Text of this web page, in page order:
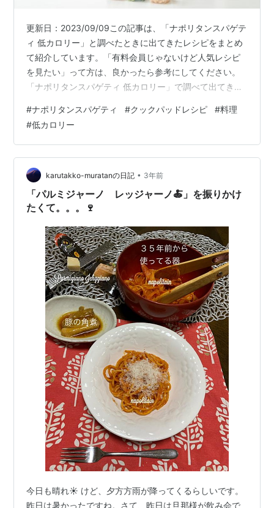
更新日：2023/09/09この記事は、「ナポリタンスパゲテ
ィ 低カロリー」と調べたときに出てきたレシピをまとめ
て紹介しています。「有料会員じゃないけど人気レシピ
を見たい」って方は、良かったら参考にしてください。
「ナポリタンスパゲティ 低カロリー」で調べて出てきた
簡単ナポリタン ≪つくれぽ：22件≫しらたき(ゼンパス
タ)でナポリタン☆ ≪つくれぽ：19件≫うどんアレンジ
★かんたんナポリタン ≪つくれぽ：10件≫☆時短☆うど
んでナポリタン ≪つくれぽ：8件≫時短ナポリタン❤お
一人様556㌍ ≪つくれぽ：7件≫切り干し大根のぽりぽ
りナポリタン…
#ナポリタンスパゲティ #クックパッドレシピ #料理
#低カロリー
karutakko-muratanの日記 • 3年前
「パルミジャーノ レッジャーノ🍝」を振りかけ
たくて。。。🍷
今日も晴れ☀ けど、夕方方雨が降ってくるらしいです。
昨日は暑かったですね。さて、昨日は旦那様が飲み会で